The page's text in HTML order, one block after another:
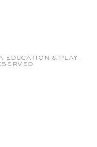
EDUCATION & PLAY -